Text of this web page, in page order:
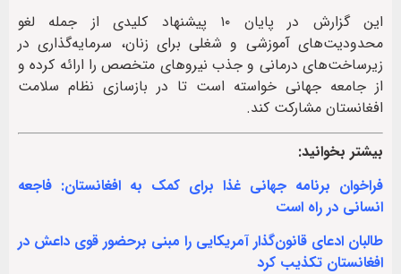
این گزارش در پایان ۱۰ پیشنهاد کلیدی از جمله لغو
محدودیت‌های آموزشی و شغلی برای زنان، سرمایه‌گذاری در
زیرساخت‌های درمانی و جذب نیروهای متخصص را ارائه کرده و
از جامعه جهانی خواسته است تا در بازسازی نظام سلامت
افغانستان مشارکت کند.
بیشتر بخوانید:
فراخوان برنامه جهانی غذا برای کمک به افغانستان: فاجعه
انسانی در راه است
طالبان ادعای قانون‌گذار آمریکایی را مبنی برحضور قوی داعش در
افغانستان تکذیب کرد